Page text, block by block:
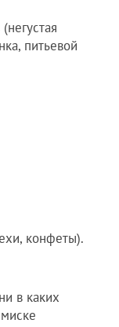
питьевой
конфеты).
в каких